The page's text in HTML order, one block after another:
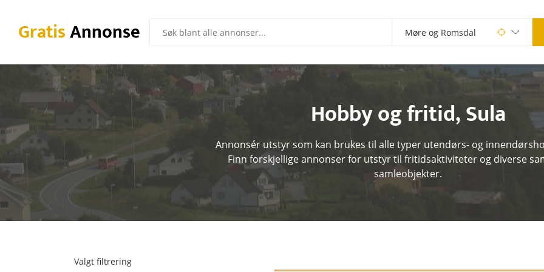
GratisAnnonse
Hobby og fritid,Sula
Annonsér utstyr som kan brukes til alle typer utendørs- og
Finn forskjellige annonser for utstyr til fritidsaktiviteter og diverse
samleobjekter.
Valgt filtrering